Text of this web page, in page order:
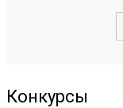
Конкурсы